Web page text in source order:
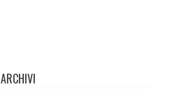
ARCHIVI